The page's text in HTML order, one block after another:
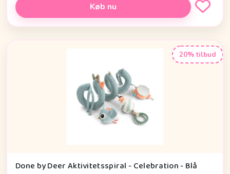
Køb nu
20% tilbud
Done by Deer Aktivitetsspiral - Celebration - Blå